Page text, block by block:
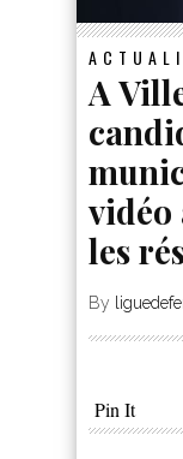
A
vidéo
les
By
Pin It